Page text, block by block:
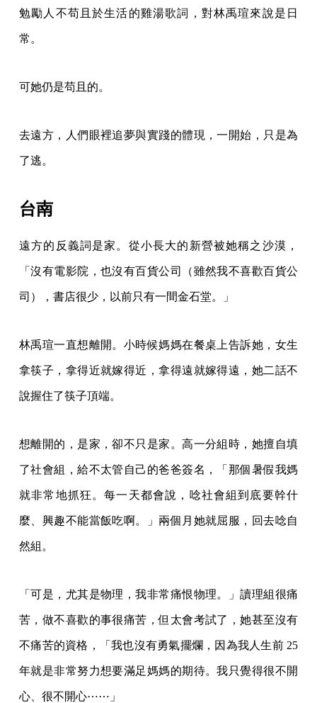
勉勵人不苟且於生活的雞湯歌詞，對林禹瑄來說是日
常。
可她仍是苟且的。
去遠方，人們眼裡追夢與實踐的體現，一開始，只是為
了逃。
台南
遠方的反義詞是家。從小長大的新營被她稱之沙漠，
「沒有電影院，也沒有百貨公司（雖然我不喜歡百貨公
司），書店很少，以前只有一間金石堂。」
林禹瑄一直想離開。小時候媽媽在餐桌上告訴她，女生
拿筷子，拿得近就嫁得近，拿得遠就嫁得遠，她二話不
說握住了筷子頂端。
想離開的，是家，卻不只是家。高一分組時，她擅自填
了社會組，給不太管自己的爸爸簽名，「那個暑假我媽
就非常地抓狂。每一天都會說，唸社會組到底要幹什
麼、興趣不能當飯吃啊。」兩個月她就屈服，回去唸自
然組。
「可是，尤其是物理，我非常痛恨物理。」讀理組很痛
苦，做不喜歡的事很痛苦，但太會考試了，她甚至沒有
不痛苦的資格，「我也沒有勇氣擺爛，因為我人生前 25
年就是非常努力想要滿足媽媽的期待。我只覺得很不開
心、很不開心⋯⋯」